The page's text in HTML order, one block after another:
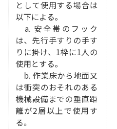
として使用する場合は
以下による。
a. 安全帯のフック
は、先行手すりの手す
りに掛け、1枠に1人の
使用とする。
b. 作業床から地面又
は衝突のおそれのある
機械設備までの垂直距
離が2層以上で使用す
る。